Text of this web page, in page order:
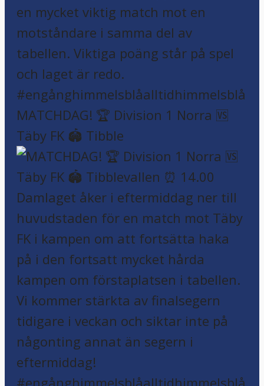
MATCHDAG! 🏆 Division 1 Norra 🆚
Täby FK 🏟️ Tibble